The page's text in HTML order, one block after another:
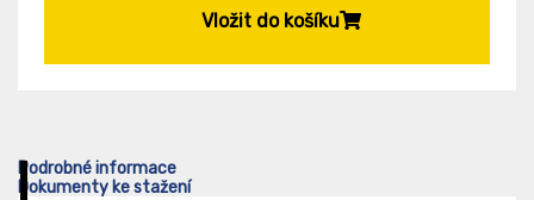
Vložit do košíku
Podrobné informace
Dokumenty ke stažení